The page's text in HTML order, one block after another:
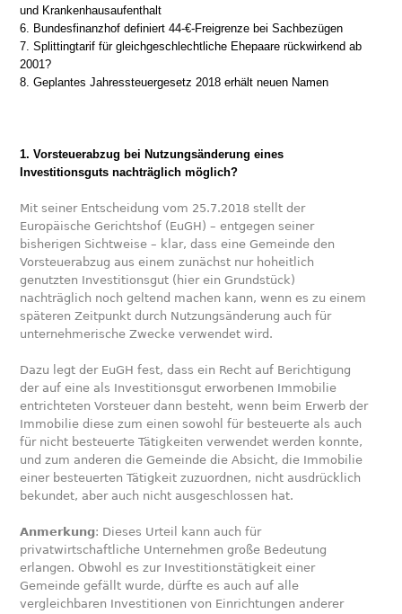
und Krankenhausaufenthalt
6. Bundesfinanzhof definiert 44-€-Freigrenze bei Sachbezügen
7. Splittingtarif für gleichgeschlechtliche Ehepaare rückwirkend ab
2001?
8. Geplantes Jahressteuergesetz 2018 erhält neuen Namen
1. Vorsteuerabzug bei Nutzungsänderung eines
Investitionsguts nachträglich möglich?
Mit seiner Entscheidung vom 25.7.2018 stellt der
Europäische Gerichtshof (EuGH) – entgegen seiner
bisherigen Sichtweise – klar, dass eine Gemeinde den
Vorsteuerabzug aus einem zunächst nur hoheitlich
genutzten Investitionsgut (hier ein Grundstück)
nachträglich noch geltend machen kann, wenn es zu einem
späteren Zeitpunkt durch Nutzungsänderung auch für
unternehmerische Zwecke verwendet wird.
Dazu legt der EuGH fest, dass ein Recht auf Berichtigung
der auf eine als Investitionsgut erworbenen Immobilie
entrichteten Vorsteuer dann besteht, wenn beim Erwerb der
Immobilie diese zum einen sowohl für besteuerte als auch
für nicht besteuerte Tätigkeiten verwendet werden konnte,
und zum anderen die Gemeinde die Absicht, die Immobilie
einer besteuerten Tätigkeit zuzuordnen, nicht ausdrücklich
bekundet, aber auch nicht ausgeschlossen hat.
Anmerkung: Dieses Urteil kann auch für
privatwirtschaftliche Unternehmen große Bedeutung
erlangen. Obwohl es zur Investitionstätigkeit einer
Gemeinde gefällt wurde, dürfte es auch auf alle
vergleichbaren Investitionen von Einrichtungen anderer